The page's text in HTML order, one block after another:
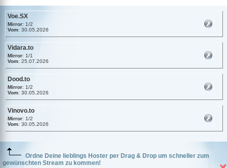
Voe.SX
Mirror: 1/2
Vom: 30.05.2026
Vidara.to
Mirror: 1/1
Vom: 25.07.2026
Dood.to
Mirror: 1/2
Vom: 30.05.2026
Vinovo.to
Mirror: 1/2
Vom: 30.05.2026
Ordne Deine lieblings Hoster per Drag & Drop um schneller zum
gewünschten Stream zu kommen!